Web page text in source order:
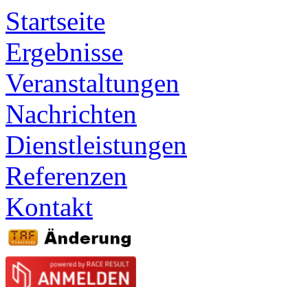
Startseite
Ergebnisse
Veranstaltungen
Nachrichten
Dienstleistungen
Referenzen
Kontakt